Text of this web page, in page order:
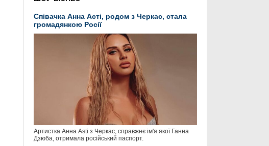
Співачка Анна Асті, родом з Черкас, стала
громадянкою Росії
Артистка Анна Asti з Черкас, справжнє ім'я якої Ганна
Дзюба, отримала російський паспорт.